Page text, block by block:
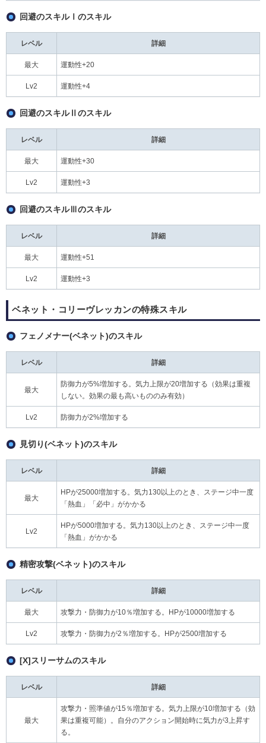
回避のスキルⅠのスキル
レベル 詳細
最大 運動性+20
Lv2 運動性+4
回避のスキルⅡのスキル
レベル 詳細
最大 運動性+30
Lv2 運動性+3
回避のスキルⅢのスキル
レベル 詳細
最大 運動性+51
Lv2 運動性+3
ベネット・コリーヴレッカンの特殊スキル
フェノメナー(ベネット)のスキル
レベル 詳細
最大
防御力が5%増加する。気力上限が20増加する（効果は重複
しない。効果の最も高いもののみ有効）
Lv2 防御力が2%増加する
見切り(ベネット)のスキル
レベル 詳細
最大
HPが25000増加する。気力130以上のとき、ステージ中一度
「熱血」「必中」がかかる
Lv2
HPが5000増加する。気力130以上のとき、ステージ中一度
「熱血」がかかる
精密攻撃(ベネット)のスキル
レベル 詳細
最大 攻撃力・防御力が10％増加する。HPが10000増加する
Lv2 攻撃力・防御力が2％増加する。HPが2500増加する
[X]スリーサムのスキル
レベル 詳細
最大
攻撃力・照準値が15％増加する。気力上限が10増加する（効
果は重複可能）。自分のアクション開始時に気力が3上昇す
る。